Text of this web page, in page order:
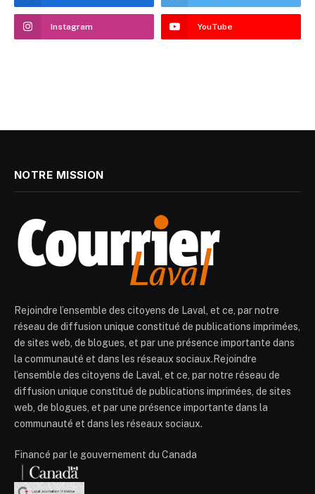
Instagram YouTube
NOTRE MISSION
Rejoindre l’ensemble des citoyens de Laval, et ce, par notre
réseau de diffusion unique constitué de publications imprimées,
de sites web, de blogues, et par une présence importante dans
la communauté et dans les réseaux sociaux.Rejoindre
l’ensemble des citoyens de Laval, et ce, par notre réseau de
diffusion unique constitué de publications imprimées, de sites
web, de blogues, et par une présence importante dans la
communauté et dans les réseaux sociaux.
Financé par le gouvernement du Canada